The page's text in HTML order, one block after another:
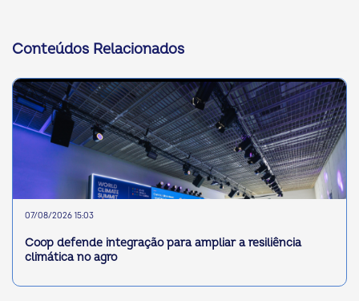
Conteúdos Relacionados
07/08/2026 15:03
Coop defende integração para ampliar a resiliência
climática no agro